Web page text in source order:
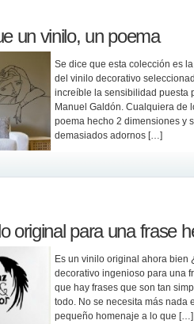
un vinilo, un poema
Se dice que esta colección es
del vinilo decorativo
increíble la sensibilidad puesta
Manuel Galdón. Cualquiera de
poema hecho 2 dimensiones y
demasiados adornos […]
original para una frase
Es un vinilo original ahora bien
decorativo ingenioso para una
que hay frases que son tan
todo. No se necesita más nada
pequeño homenaje a lo que […]